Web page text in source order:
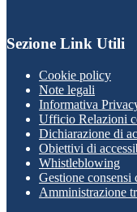
Sezione Link Utili
Cookie policy
Note legali
Informativa
Ufficio Relazioni
Dichiarazione di
Obiettivi di
Whistleblowing
Gestione consensi
Amministrazione